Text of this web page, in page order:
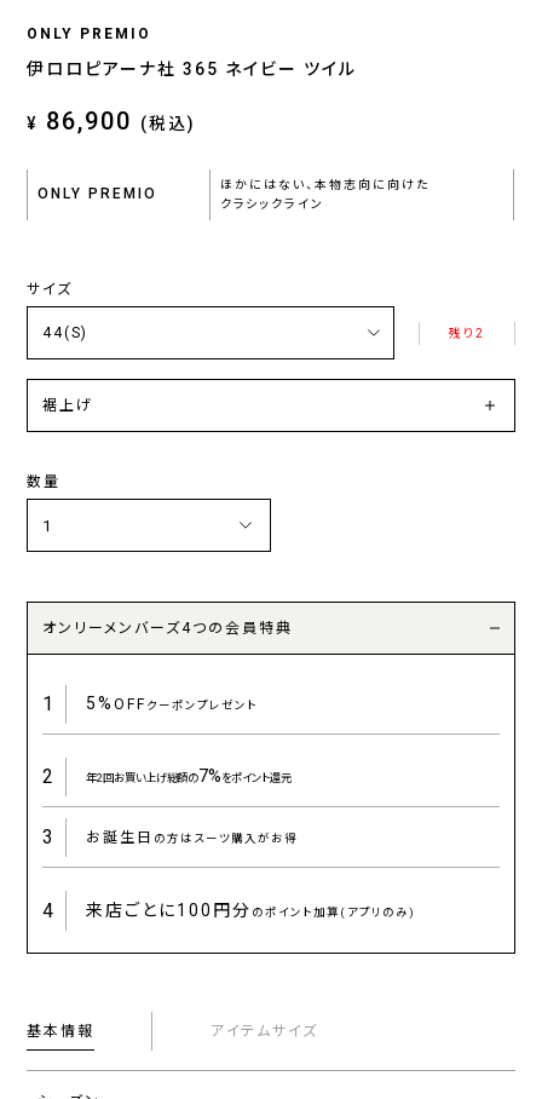
ONLY PREMIO
伊ロロピアーナ社 365 ネイビー ツイル
¥ 86,900 (税込)
ONLY PREMIO
ほかにはない、本物志向に向けた
クラシックライン
サイズ
残り2
裾上げ
数量
オンリーメンバーズ4つの会員特典
1 5%OFFクーポンプレゼント
2 年2回お買い上げ総額の7%をポイント還元
3 お誕生日 の方はスーツ購入がお得
4 来店ごとに100円分 のポイント加算(アプリのみ)
基本情報 アイテムサイズ